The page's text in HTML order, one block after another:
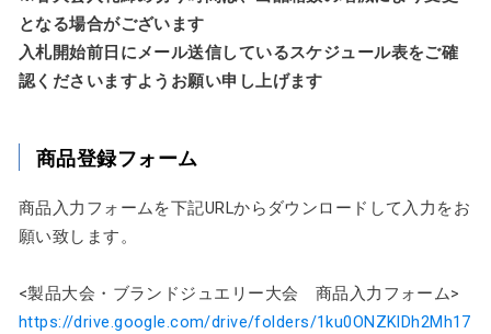
となる場合がございます
入札開始前日にメール送信しているスケジュール表をご確
認くださいますようお願い申し上げます
商品登録フォーム
商品入力フォームを下記URLからダウンロードして入力をお
願い致します。
<製品大会・ブランドジュエリー大会 商品入力フォーム>
https://drive.google.com/drive/folders/1ku0ONZKlDh2Mh17